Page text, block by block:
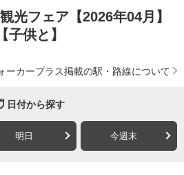
光フェア【2026年04月】
【子供と】
ーカープラス掲載の駅・路線について
日付から探す
明日 今週末